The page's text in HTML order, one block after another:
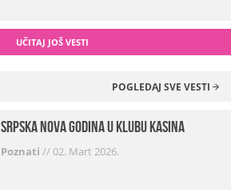
UČITAJ JOŠ VESTI
POGLEDAJ SVE VESTI
Srpska Nova godina u klubu Kasina
Poznati //02. Mart 2026.